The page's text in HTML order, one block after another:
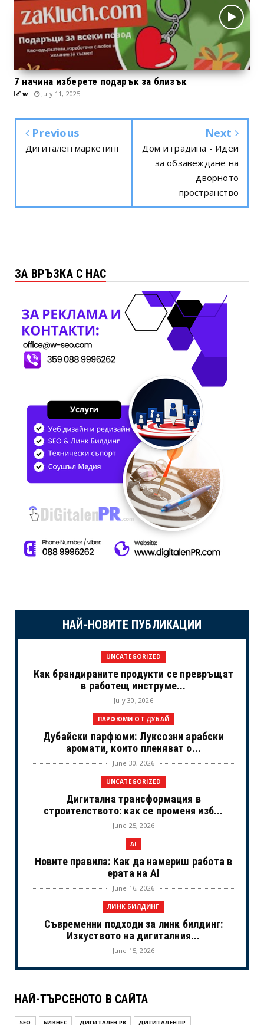
7 начина изберете подарък за близък
w July 11, 2025
Previous
Дигитален маркетинг
Next
Дом и градина - Идеи
за обзавеждане на
дворното
пространство
ЗА ВРЪЗКА С НАС
НАЙ-НОВИТЕ ПУБЛИКАЦИИ
UNCATEGORIZED
Как брандираните продукти се превръщат
в работещ инструме...
July 30, 2026
ПАРФЮМИ ОТ ДУБАЙ
Дубайски парфюми: Луксозни арабски
аромати, които пленяват о...
June 30, 2026
UNCATEGORIZED
Дигитална трансформация в
строителството: как се променя изб...
June 25, 2026
AI
Новите правила: Как да намериш работа в
ерата на AI
June 16, 2026
ЛИНК БИЛДИНГ
Съвременни подходи за линк билдинг:
Изкуството на дигиталния...
June 15, 2026
UNCATEGORIZED
живот на холивудските знам...
НАЙ-ТЪРСЕНОТО В САЙТА
SEO БИЗНЕС ДИГИТАЛЕН PR ДИГИТАЛЕН ПР